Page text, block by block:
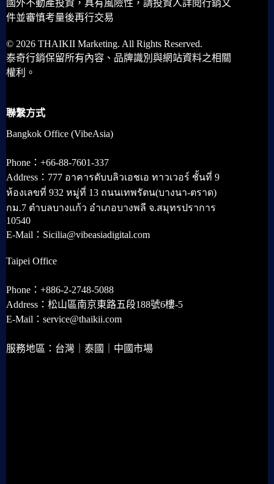
國外不動產投資，具有風險性，請投資人詳閱行銷文
件並審慎考量後再行交易
© 2026 THAIKII Marketing. All Rights Reserved.
泰奇行銷保留所有內容、品牌識別與網站資料之相關
權利。
聯繫方式
Bangkok Office (VibeAsia)
Phone：+66-88-7601-337
Address：777 อาคารดับบลิวเอชเอ ทาวเวอร์ ชั้นที่ 9
ห้องเลขที่ 932 หมู่ที่ 13 ถนนเทพรัตน(บางนา-ตราด)
กม.7 ตำบลบางแก้ว อำเภอบางพลี จ.สมุทรปราการ
10540
E-Mail：Sicilia@vibeasiadigital.com
Taipei Office
Phone：+886-2-2748-5088
Address：松山區南京東路五段188號6樓-5
E-Mail：service@thaikii.com
服務地區：台灣｜泰國｜中國市場